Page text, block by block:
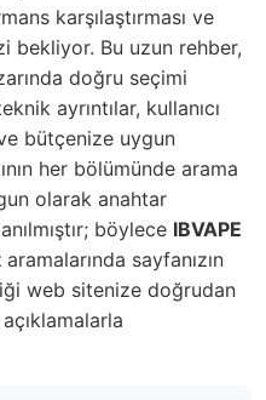
karşılaştırması ve
bekliyor. Bu uzun rehber,
doğru seçimi
ayrıntılar, kullanıcı
bütçenize uygun
her bölümünde arama
olarak anahtar
böylece IBVAPE
aramalarında sayfanızın
web sitenize doğrudan